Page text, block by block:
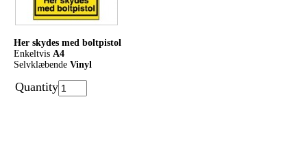
Her skydes med boltpistol
Enkeltvis A4
Selvklæbende Vinyl
Quantity